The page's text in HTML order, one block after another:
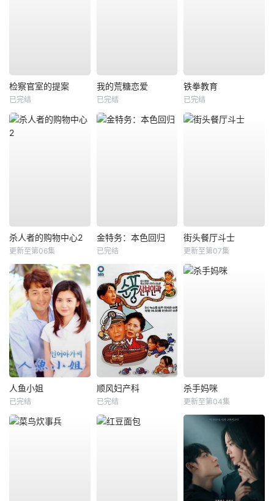
检察官室的提案
已完结
我的荒糖恋爱
已完结
铁拳教育
已完结
杀人者的购物中心2
更新至第06集
金特务：本色回归
已完结
街头餐厅斗士
更新至第07集
人鱼小姐
已完结
顺风妇产科
已完结
杀手妈咪
更新至第04集